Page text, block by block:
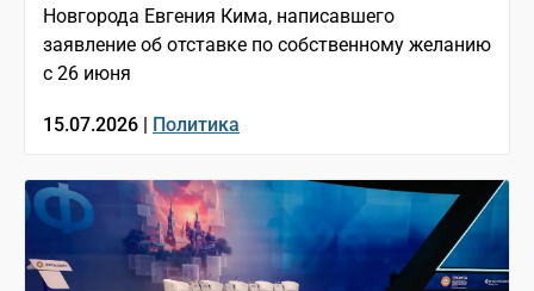
Новгорода Евгения Кима, написавшего
заявление об отставке по собственному желанию
с 26 июня
15.07.2026 | Политика